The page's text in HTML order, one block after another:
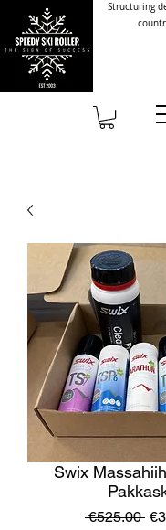
Structuring
Swix
€525.00